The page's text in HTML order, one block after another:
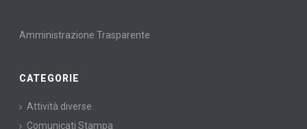
Amministrazione Trasparente
CATEGORIE
Attività diverse
Comunicati Stampa